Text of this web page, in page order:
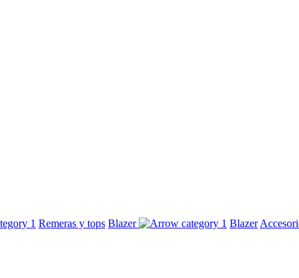
Remeras y tops Blazer Blazer